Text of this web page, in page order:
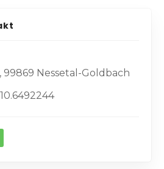
Nessetal-Goldbach